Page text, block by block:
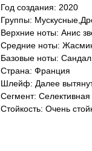
Год создания: 2020
Группы:
Верхние ноты: Анис
Средние ноты:
Базовые ноты:
Страна: Франция
Шлейф: Далее
Сегмент:
Стойкость: Очень